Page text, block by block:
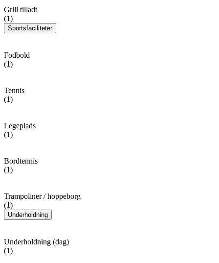
Grill tilladt
(1)
Sportsfaciliteter
Fodbold
(1)
Tennis
(1)
Legeplads
(1)
Bordtennis
(1)
Trampoliner / hoppeborg
(1)
Underholdning
Underholdning (dag)
(1)